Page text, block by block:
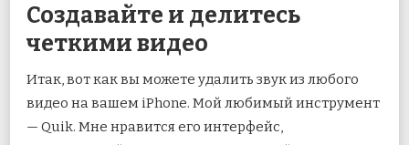
Создавайте и делитесь
четкими видео
Итак, вот как вы можете удалить звук из любого
видео на вашем iPhone. Мой любимый инструмент
— Quik. Мне нравится его интерфейс,